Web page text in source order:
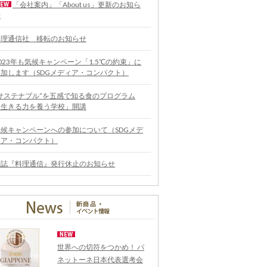
「会社案内」「About us」更新のお知ら
通信社 移転のお知らせ
年も気候キャンペーン「1.5℃の約束」に
します（SDGメディア・コンパクト）
ステナブル”を五感で知る食のプログラム
きる力を養う学校」開講
キャンペーンへの参加について（SDGメデ
・コンパクト）
『料理通信』発行休止のお知らせ
世界への切符をつかめ！ パ
ネットーネ日本代表選考会